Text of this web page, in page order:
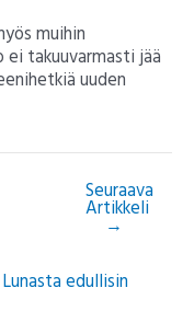
muihin
takuuvarmasti jää
uuden
Seuraava
Artikkeli
→
edullisin